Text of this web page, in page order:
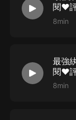
閱❤
8min
最強
閱❤
8min